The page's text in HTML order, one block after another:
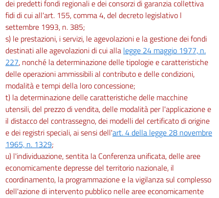
dei predetti fondi regionali e dei consorzi di garanzia collettiva
fidi di cui all'art. 155, comma 4, del decreto legislativo l
settembre 1993, n. 385;
s) le prestazioni, i servizi, le agevolazioni e la gestione dei fondi
destinati alle agevolazioni di cui alla legge 24 maggio 1977, n.
227, nonché la determinazione delle tipologie e caratteristiche
delle operazioni ammissibili al contributo e delle condizioni,
modalità e tempi della loro concessione;
t) la determinazione delle caratteristiche delle macchine
utensili, del prezzo di vendita, delle modalità per l'applicazione e
il distacco del contrassegno, dei modelli del certificato di origine
e dei registri speciali, ai sensi dell'art. 4 della legge 28 novembre
1965, n. 1329;
u) l'individuazione, sentita la Conferenza unificata, delle aree
economicamente depresse del territorio nazionale, il
coordinamento, la programmazione e la vigilanza sul complesso
dell'azione di intervento pubblico nelle aree economicamente